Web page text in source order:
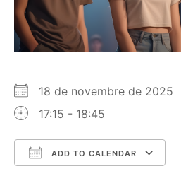
18 de novembre de 2025
17:15 - 18:45
ADD TO CALENDAR